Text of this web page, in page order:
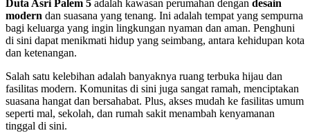
Duta Asri Palem 5 adalah kawasan perumahan dengan desain
modern dan suasana yang tenang. Ini adalah tempat yang sempurna
bagi keluarga yang ingin lingkungan nyaman dan aman. Penghuni
di sini dapat menikmati hidup yang seimbang, antara kehidupan kota
dan ketenangan.
Salah satu kelebihan adalah banyaknya ruang terbuka hijau dan
fasilitas modern. Komunitas di sini juga sangat ramah, menciptakan
suasana hangat dan bersahabat. Plus, akses mudah ke fasilitas umum
seperti mal, sekolah, dan rumah sakit menambah kenyamanan
tinggal di sini.